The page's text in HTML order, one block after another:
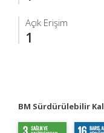
Açık Erişim
1
BM Sürdürülebilir